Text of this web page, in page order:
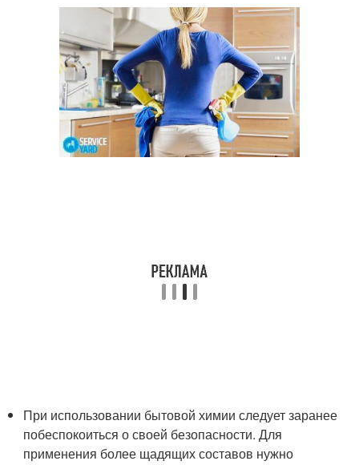
При использовании бытовой химии следует заранее
побеспокоиться о своей безопасности. Для
применения более щадящих составов нужно